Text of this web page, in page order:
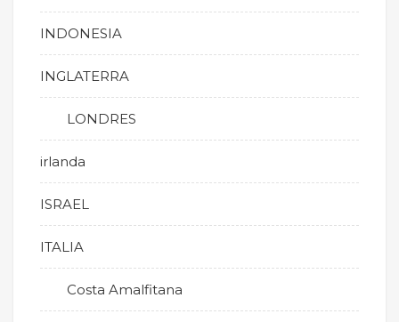
INDONESIA
INGLATERRA
LONDRES
irlanda
ISRAEL
ITALIA
Costa Amalfitana